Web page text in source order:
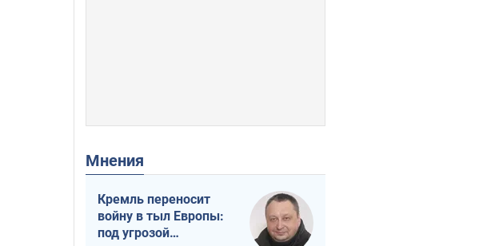
Мнения
Кремль переносит
войну в тыл Европы:
под угрозой